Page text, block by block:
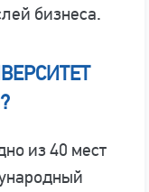
бизнеса.
из 40 мест